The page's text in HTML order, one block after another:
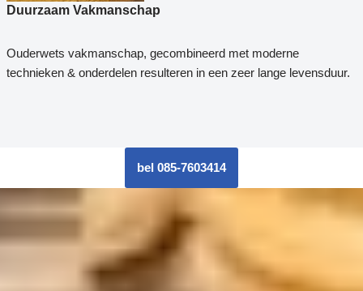
Duurzaam Vakmanschap
Ouderwets vakmanschap, gecombineerd met moderne
technieken & onderdelen resulteren in een zeer lange levensduur.
bel 085-7603414